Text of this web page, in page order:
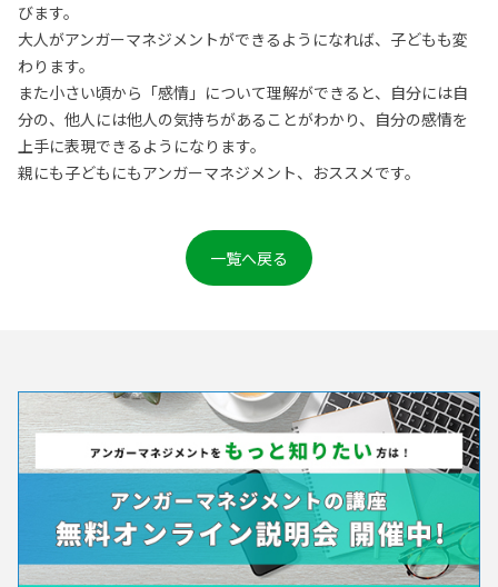
びます。
大人がアンガーマネジメントができるようになれば、子どもも変
わります。
また小さい頃から「感情」について理解ができると、自分には自
分の、他人には他人の気持ちがあることがわかり、自分の感情を
上手に表現できるようになります。
親にも子どもにもアンガーマネジメント、おススメです。
一覧へ戻る